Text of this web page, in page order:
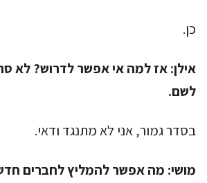
כן.
אילן:אז למה אי אפשר לדרוש? לא
לשם.
בסדר גמור, אני לא מתנגד ודאי.
מושי: מה אפשר להמליץ לחברים